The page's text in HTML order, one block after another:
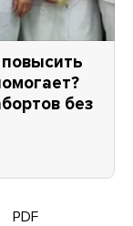
без
PDF